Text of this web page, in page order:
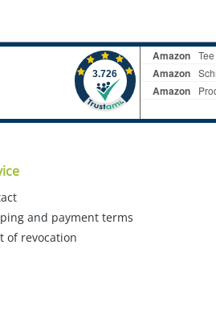
and payment terms
of revocation